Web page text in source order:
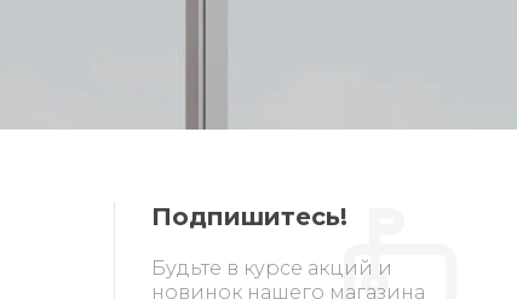
Подпишитесь!
Будьте в курсе акций и
новинок нашего магазина